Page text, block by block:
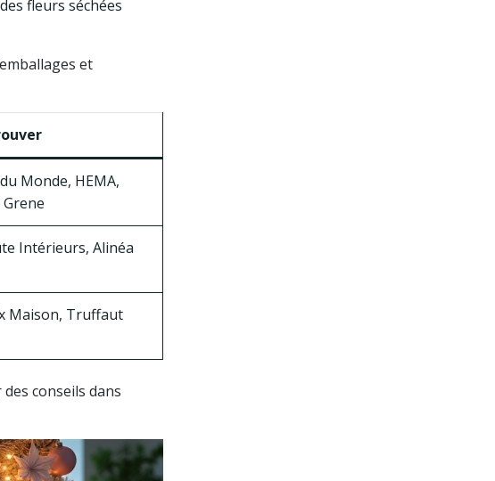
fleurs séchées
et
Monde, HEMA,
Intérieurs, Alinéa
Maison, Truffaut
conseils dans